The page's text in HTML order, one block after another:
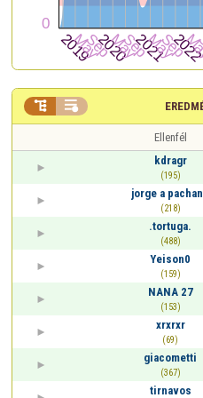
 
Ellenfél
kdragr
(195)
jorge a
(218)
.tortuga.
(488)
Yeison0
(159)
NANA 27
(153)
xrxrxr
(69)
giacometti
(367)
tirnavos